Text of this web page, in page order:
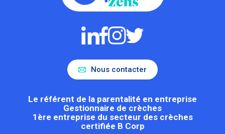
Nous contacter
Le référent de la parentalité en entreprise
Gestionnaire de crèches
1ère entreprise du secteur des crèches
certifiée B Corp